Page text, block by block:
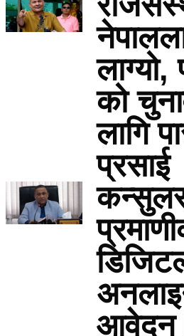
को
लागि
प्रसाई
आवेदन